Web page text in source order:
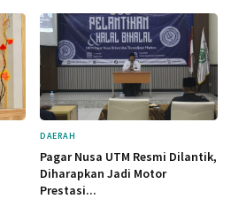
DAERAH
Pagar Nusa UTM Resmi Dilantik,
Diharapkan Jadi Motor
Prestasi...